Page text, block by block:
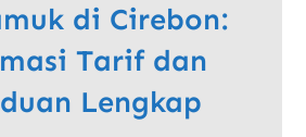
di Cirebon:
Tarif dan
Lengkap